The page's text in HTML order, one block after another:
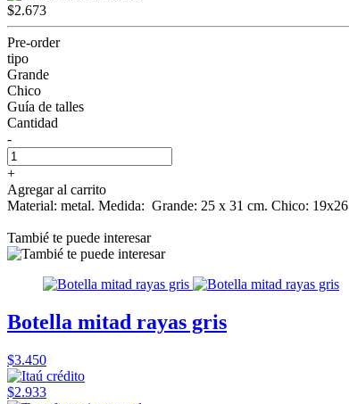
$2.673
Pre-order
tipo
Grande
Chico
Guía de talles
Cantidad
-
+
Agregar al carrito
Material: metal. Medida: Grande: 25 x 31 cm. Chico: 19x26
Tambié te puede interesar
Botella mitad rayas gris
$3.450
$2.933